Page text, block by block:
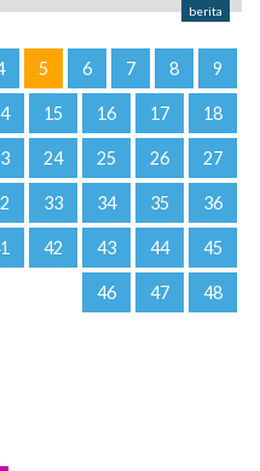
berita
5 6 7 8 9
15 16 17 18
24 25 26 27
33 34 35 36
42 43 44 45
46 47 48